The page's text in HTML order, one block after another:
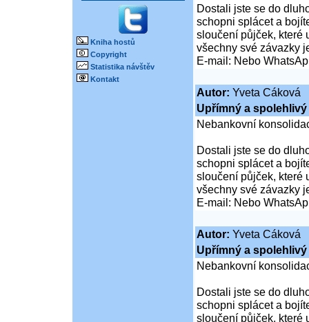
Kniha hostů
Copyright
Statistika návštěv
Kontakt
Dostali jste se do
schopni splácet a
sloučení půjček, které
všechny své závazky
E-mail: Nebo
Autor: Yveta Cáková
Upřímný a
Nebankovní
Dostali jste se do
schopni splácet a
sloučení půjček, které
všechny své závazky
E-mail: Nebo
Autor: Yveta Cáková
Upřímný a
Nebankovní
Dostali jste se do
schopni splácet a
sloučení půjček, které